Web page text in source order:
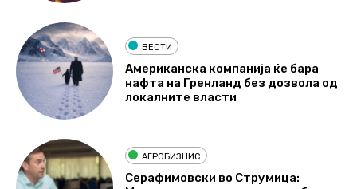
ВЕСТИ
Американска компанија ќе бара
нафта на Гренланд без дозвола од
локалните власти
АГРОБИЗНИС
Серафимовски во Струмица: